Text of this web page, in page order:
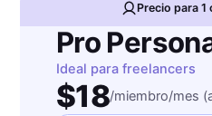
Precio para 1
Pro
Ideal para freelancers
$18/miembro/mes